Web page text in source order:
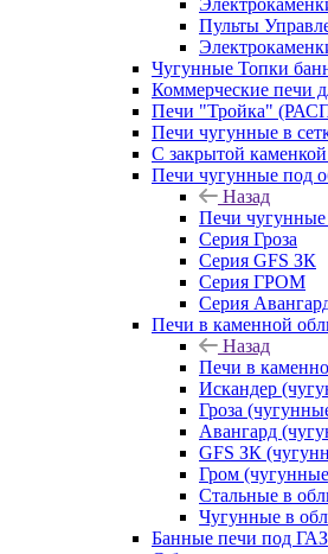
Пульты
Чугунные Топки
Коммерческие печи
Печи "Тройка"
Печи чугунные в
С закрытой
Печи чугунные под
Назад
Печи чугунные
Серия Гроза
Серия GFS ЗК
Серия ГРОМ
Серия
Печи в каменной
Назад
Печи в
Искандер
Гроза
Авангард
GFS ЗК
Гром
Стальные в
Чугунные в
Банные печи под ГАЗ